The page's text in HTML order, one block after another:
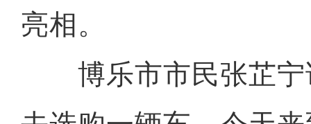
亮相。
博乐市市民张芷宁